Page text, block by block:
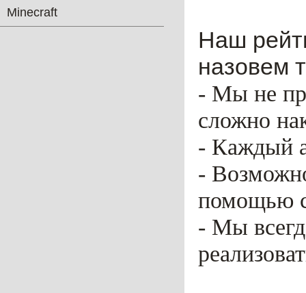
Minecraft
Наш
назовем
- Мы не
сложно
- Каждый
-
помощью
- Мы